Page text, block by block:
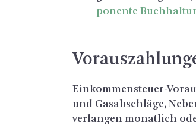
po­nen­te
Ein­kom­men­steu­er-
und Gas­ab­schlä­ge,
ver­lan­gen mo­nat­lich